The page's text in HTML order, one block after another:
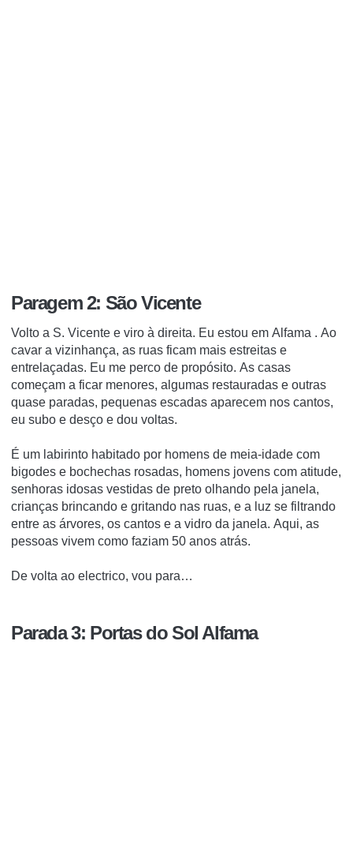
Paragem 2: São Vicente
Volto a S. Vicente e viro à direita. Eu estou em Alfama . Ao
cavar a vizinhança, as ruas ficam mais estreitas e
entrelaçadas. Eu me perco de propósito. As casas
começam a ficar menores, algumas restauradas e outras
quase paradas, pequenas escadas aparecem nos cantos,
eu subo e desço e dou voltas.
É um labirinto habitado por homens de meia-idade com
bigodes e bochechas rosadas, homens jovens com atitude,
senhoras idosas vestidas de preto olhando pela janela,
crianças brincando e gritando nas ruas, e a luz se filtrando
entre as árvores, os cantos e a vidro da janela. Aqui, as
pessoas vivem como faziam 50 anos atrás.
De volta ao electrico, vou para…
Parada 3: Portas do Sol Alfama